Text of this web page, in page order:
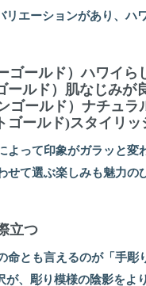
リエーションがあり、ハ
ゴールド）ハワイら
ールド）肌なじみ
ゴールド）ナチュラ
ゴールド)スタイリ
よって印象がガラッと変
せて選ぶ楽しみも魅力の
立つ
命とも言えるのが「手彫
、彫り模様の陰影をよ